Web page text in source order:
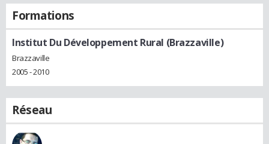
Formations
Institut Du Développement Rural (Brazzaville)
Brazzaville
2005 - 2010
Réseau